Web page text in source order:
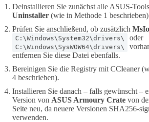
Deinstallieren Sie zunächst alle ASUS-
Uninstaller (wie in Methode 1
Prüfen Sie anschließend, ob zusätzlich
C:\Windows\System32\drivers\ oder
C:\Windows\SysWOW64\drivers\
entfernen Sie diese Datei ebenfalls.
Bereinigen Sie die Registry mit CCleaner
4 beschrieben).
Installieren Sie danach – falls gewünscht –
Version von ASUS Armoury Crate von
Seite neu, da neuere Versionen SHA256-
verwenden.